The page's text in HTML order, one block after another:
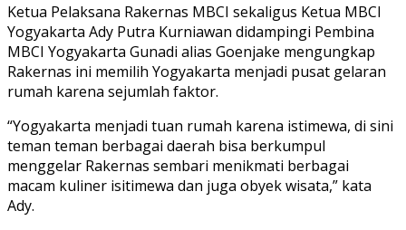
Ketua Pelaksana Rakernas MBCI sekaligus Ketua MBCI
Yogyakarta Ady Putra Kurniawan didampingi Pembina
MBCI Yogyakarta Gunadi alias Goenjake mengungkap
Rakernas ini memilih Yogyakarta menjadi pusat gelaran
rumah karena sejumlah faktor.
“Yogyakarta menjadi tuan rumah karena istimewa, di sini
teman teman berbagai daerah bisa berkumpul
menggelar Rakernas sembari menikmati berbagai
macam kuliner isitimewa dan juga obyek wisata,” kata
Ady.